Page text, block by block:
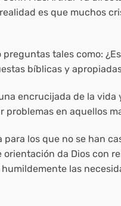
es que muchos
preguntas tales como:
bíblicas y
encrucijada de la
problemas en aquellos
para los que no se han
orientación da Dios con
las